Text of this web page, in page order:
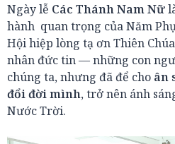
Ngày lễ Các Thánh Nam Nữ
hành quan trọng của Năm
Hội hiệp lòng tạ ơn Thiên
nhân đức tin — những con
chúng ta, nhưng đã để cho ân
đổi đời mình, trở nên ánh
Nước Trời.